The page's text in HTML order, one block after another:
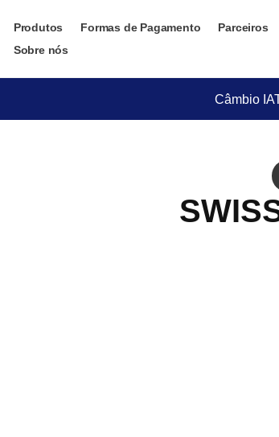
Produtos Formas de Pagamento Parceiros
Sobre nós
Câmbio